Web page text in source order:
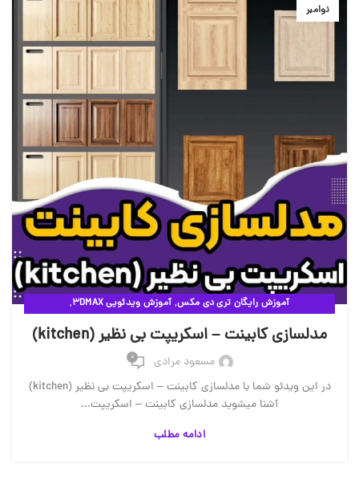
نوامبر
آموزش رایگان تری دی مکس, آموزش ویدئویی 3DMAX ,
مقالات آموزشی وی ری
مدلسازی کابینت – اسکریپت بی نظیر (kitchen)
مسعود مرادی 0
در این ویدئو شما با مدلسازی کابینت – اسکریپت بی نظیر (kitchen)
آشنا میشوید مدلسازی کابینت – اسکریپت...
ادامه مطلب